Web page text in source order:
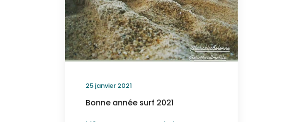
25 janvier 2021
Bonne année surf 2021